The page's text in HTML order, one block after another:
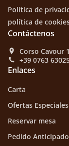
Política de
política de
Contáctenos
Corso Cavour
+39 0763
Enlaces
Carta
Ofertas Especiales
Reservar mesa
Pedido Anticipado